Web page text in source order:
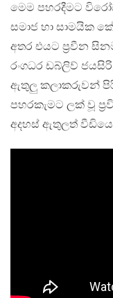
මෙම පහරදීමට
සමාජ හා සාමයික
අතර එයට ප්‍රවීන
රංගධර ඩබ්ලිව්
ඇතුලු කලාකරුවන්
පහරකැමට ලක් වූ
අදහස් ඇතුලත්